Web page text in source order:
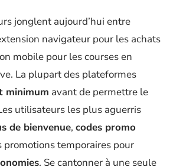
jonglent aujourd’hui entre
navigateur pour les achats
mobile pour les courses en
La plupart des plateformes
minimum avant de permettre le
utilisateurs les plus aguerris
de bienvenue, codes promo
promotions temporaires pour
. Se cantonner à une seule